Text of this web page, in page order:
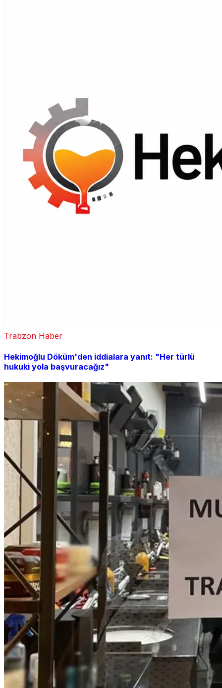
Trabzon Haber
Hekimoğlu Döküm'den iddialara yanıt: "Her türlü
hukuki yola başvuracağız"